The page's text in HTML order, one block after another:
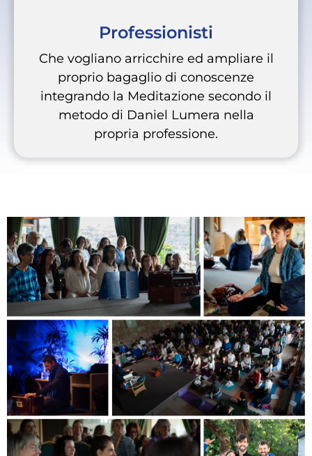
Professionisti
Che vogliano arricchire ed ampliare il
proprio bagaglio di conoscenze
integrando la Meditazione secondo il
metodo di Daniel Lumera nella
propria professione.